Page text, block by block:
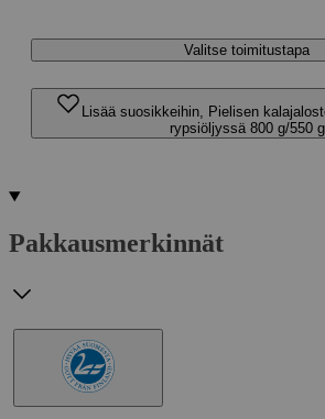
Valitse toimitustapa
Lisää suosikkeihin, Pielisen
rypsiöljyssä 800 g/550 g
Pakkausmerkinnät